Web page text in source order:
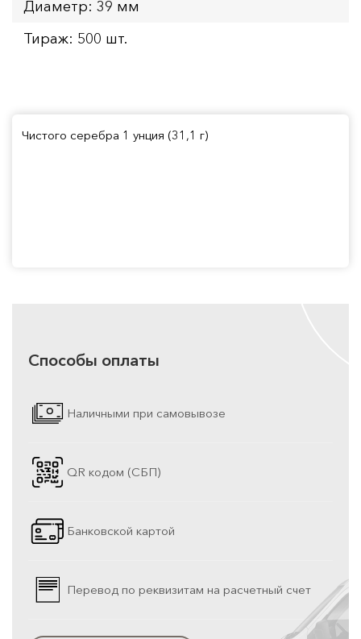
Диаметр: 39 мм
Тираж: 500 шт.
Чистого серебра 1 унция (31,1 г)
Способы оплаты
Наличными при самовывозе
QR кодом (СБП)
Банковской картой
Перевод по реквизитам на расчетный счет